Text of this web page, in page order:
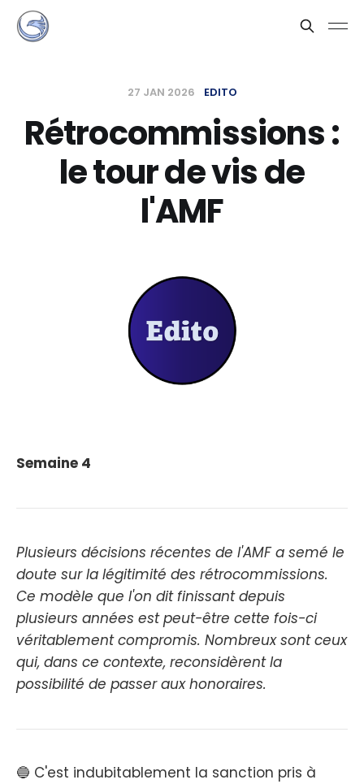
27 JAN 2026 EDITO
Rétrocommissions :
le tour de vis de
l'AMF
Semaine 4
Plusieurs décisions récentes de l'AMF a semé le
doute sur la légitimité des rétrocommissions.
Ce modèle que l'on dit finissant depuis
plusieurs années est peut-être cette fois-ci
véritablement compromis. Nombreux sont ceux
qui, dans ce contexte, reconsidèrent la
possibilité de passer aux honoraires.
🔵 C'est indubitablement la sanction pris à